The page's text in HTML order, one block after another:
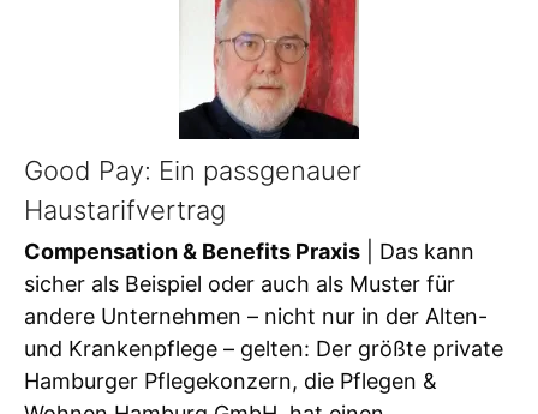
Good Pay: Ein passgenauer
Haustarifvertrag
Compensation & Benefits Praxis | Das kann
sicher als Beispiel oder auch als Muster für
andere Unternehmen – nicht nur in der Alten-
und Krankenpflege – gelten: Der größte private
Hamburger Pflegekonzern, die Pflegen &